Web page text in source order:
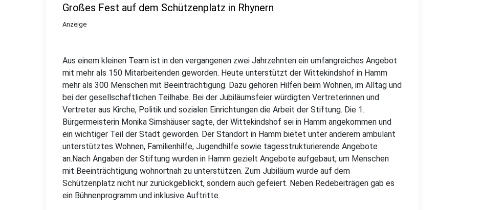
Großes Fest auf dem Schützenplatz in Rhynern
Anzeige
Aus einem kleinen Team ist in den vergangenen zwei Jahrzehnten ein umfangreiches Angebot
mit mehr als 150 Mitarbeitenden geworden. Heute unterstützt der Wittekindshof in Hamm
mehr als 300 Menschen mit Beeinträchtigung. Dazu gehören Hilfen beim Wohnen, im Alltag und
bei der gesellschaftlichen Teilhabe. Bei der Jubiläumsfeier würdigten Vertreterinnen und
Vertreter aus Kirche, Politik und sozialen Einrichtungen die Arbeit der Stiftung. Die 1.
Bürgermeisterin Monika Simshäuser sagte, der Wittekindshof sei in Hamm angekommen und
ein wichtiger Teil der Stadt geworden. Der Standort in Hamm bietet unter anderem ambulant
unterstütztes Wohnen, Familienhilfe, Jugendhilfe sowie tagesstrukturierende Angebote
an.Nach Angaben der Stiftung wurden in Hamm gezielt Angebote aufgebaut, um Menschen
mit Beeinträchtigung wohnortnah zu unterstützen. Zum Jubiläum wurde auf dem
Schützenplatz nicht nur zurückgeblickt, sondern auch gefeiert. Neben Redebeiträgen gab es
ein Bühnenprogramm und inklusive Auftritte.